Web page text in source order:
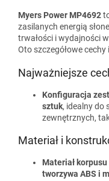
Myers Power MP4692
zasilanych energią
trwałości i wydajności
Oto szczegółowe cechy
Najważniejsze
Konfiguracja
sztuk, idealny do
zewnętrznych,
Materiał i
Materiał
tworzywa ABS i